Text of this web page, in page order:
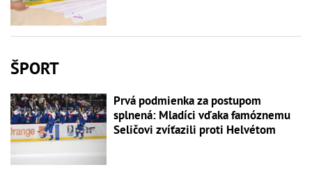
ŠPORT
Prvá podmienka za postupom
splnená: Mladíci vďaka famóznemu
Seličovi zvíťazili proti Helvétom